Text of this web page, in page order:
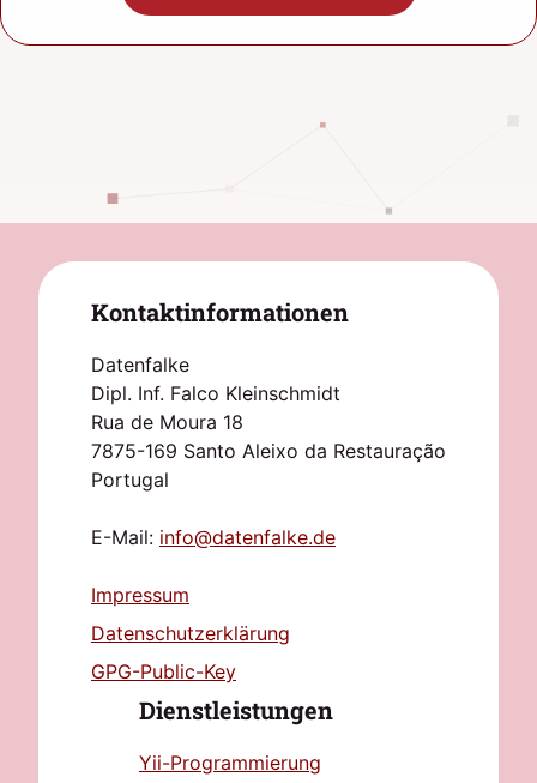
Kontaktinformationen
Datenfalke
Dipl. Inf. Falco Kleinschmidt
Rua de Moura 18
7875-169 Santo Aleixo da Restauração
Portugal
E-Mail: info@datenfalke.de
Impressum
Datenschutzerklärung
GPG-Public-Key
Dienstleistungen
Yii-Programmierung